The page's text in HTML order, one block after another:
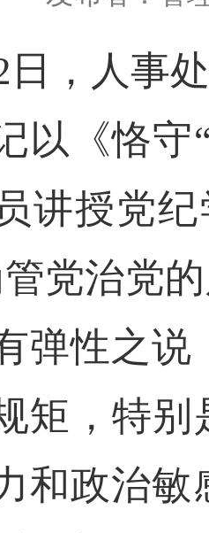
日，人事
以《恪守
讲授党
党治党
弹性之说
矩，特别
和政治